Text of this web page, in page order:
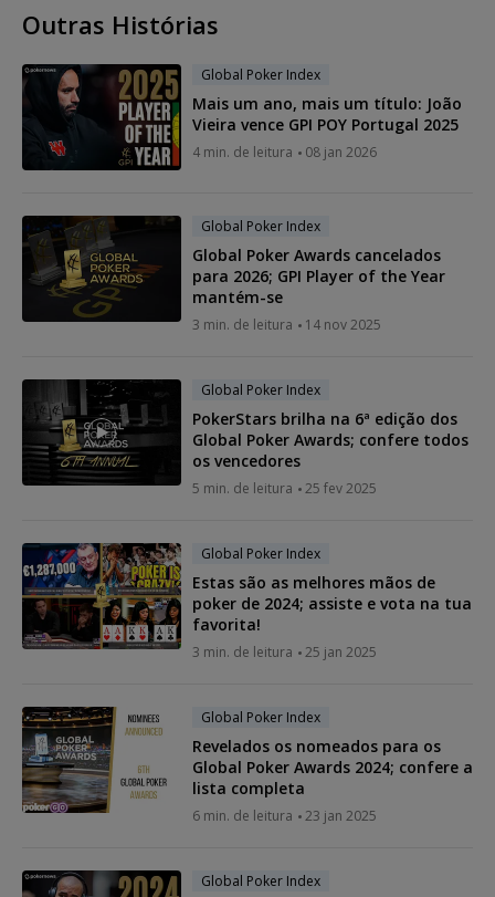
Outras Histórias
Global Poker Index
Mais um ano, mais um título: João
Vieira vence GPI POY Portugal 2025
4 min. de leitura 08 jan 2026
Global Poker Index
Global Poker Awards cancelados
para 2026; GPI Player of the Year
mantém-se
3 min. de leitura 14 nov 2025
Global Poker Index
PokerStars brilha na 6ª edição dos
Global Poker Awards; confere todos
os vencedores
5 min. de leitura 25 fev 2025
Global Poker Index
Estas são as melhores mãos de
poker de 2024; assiste e vota na tua
favorita!
3 min. de leitura 25 jan 2025
Global Poker Index
Revelados os nomeados para os
Global Poker Awards 2024; confere a
lista completa
6 min. de leitura 23 jan 2025
Global Poker Index